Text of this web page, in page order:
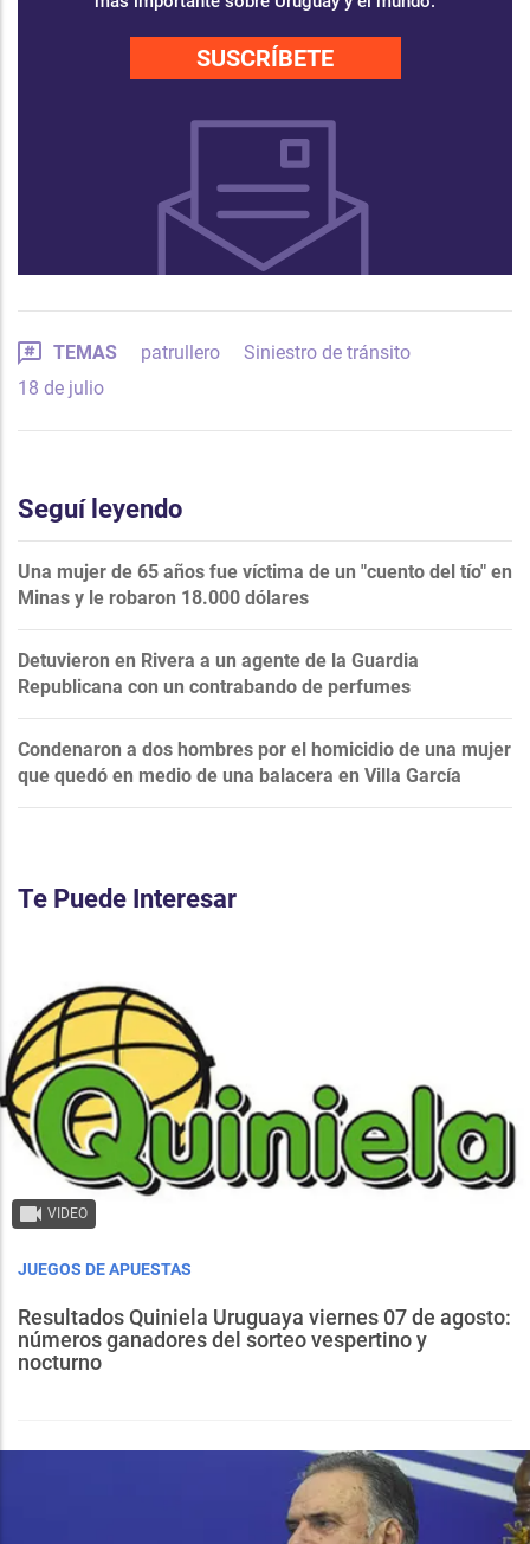
SUSCRÍBETE
TEMAS patrullero
Siniestro de tránsito
18 de julio
Seguí leyendo
Una mujer de 65 años fue víctima de un "cuento del tío" en
Minas y le robaron 18.000 dólares
Detuvieron en Rivera a un agente de la Guardia
Republicana con un contrabando de perfumes
Condenaron a dos hombres por el homicidio de una mujer
que quedó en medio de una balacera en Villa García
Te Puede Interesar
VIDEO
JUEGOS DE APUESTAS
Resultados Quiniela Uruguaya viernes 07 de agosto:
números ganadores del sorteo vespertino y
nocturno